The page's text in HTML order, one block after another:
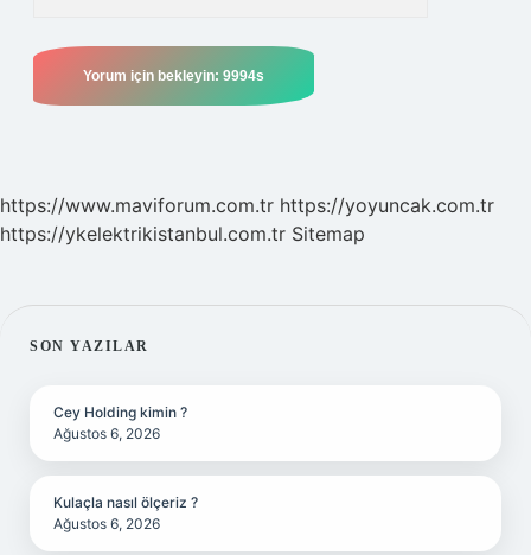
https://www.maviforum.com.tr https://yoyuncak.com.tr
https://ykelektrikistanbul.com.tr Sitemap
SIDEBAR
SON YAZILAR
Cey Holding kimin ?
Ağustos 6, 2026
Kulaçla nasıl ölçeriz ?
Ağustos 6, 2026